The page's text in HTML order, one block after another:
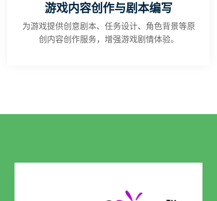
游戏内容创作与剧本编写
为游戏提供创意剧本、任务设计、角色背景等原
创内容创作服务，增强游戏剧情体验。